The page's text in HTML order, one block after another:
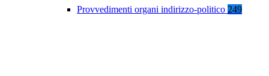
Provvedimenti organi indirizzo-politico 249